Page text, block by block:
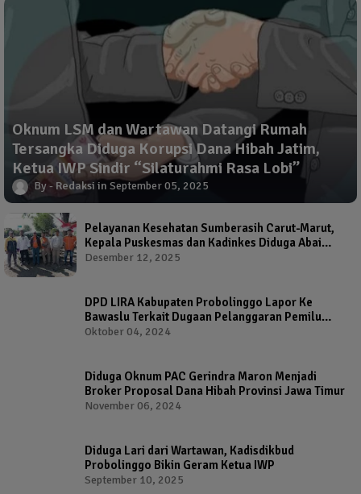
Oknum LSM dan Wartawan Datangi Rumah
Tersangka Diduga Korupsi Dana Hibah Jatim,
Ketua IWP Sindir “Silaturahmi Rasa Lobi”
Redaksi September 05, 2025
Pelayanan Kesehatan Sumberasih Carut-Marut,
Kepala Puskesmas dan Kadinkes Diduga Abai
Warga Jadi Korban
Desember 12, 2025
DPD LIRA Kabupaten Probolinggo Lapor Ke
Bawaslu Terkait Dugaan Pelanggaran Pemilu
Oleh Salah Satu Calon Wakil Bupati Probolinggo
Oktober 04, 2024
Diduga Oknum PAC Gerindra Maron Menjadi
Broker Proposal Dana Hibah Provinsi Jawa Timur
November 06, 2024
Diduga Lari dari Wartawan, Kadisdikbud
Probolinggo Bikin Geram Ketua IWP
September 10, 2025